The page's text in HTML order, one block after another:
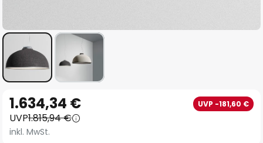
Anfang
der
Bildgalerie
1.634,34 € UVP -181,60 €
UVP1.815,94 €
inkl. MwSt.